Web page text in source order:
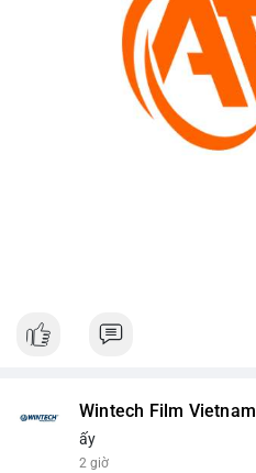
Wintech Film Vietnam
ấy
2 giờ